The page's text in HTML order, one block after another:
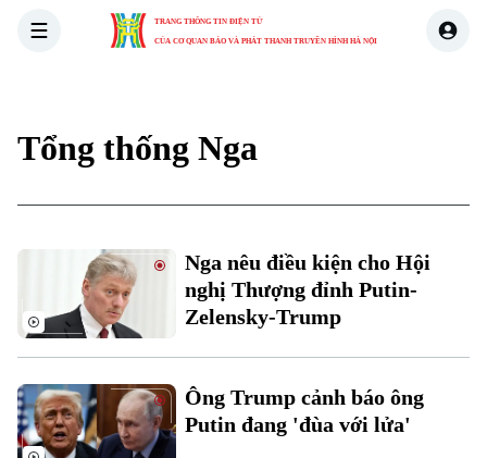
TRANG THÔNG TIN ĐIỆN TỬ
CỦA CƠ QUAN BÁO VÀ PHÁT THANH TRUYỀN HÌNH HÀ NỘI
Tổng thống Nga
Nga nêu điều kiện cho Hội
nghị Thượng đỉnh Putin-
Zelensky-Trump
Ông Trump cảnh báo ông
Putin đang 'đùa với lửa'